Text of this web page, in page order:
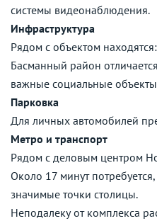
системы видеонаблюдения.
Инфраструктура
Рядом с объектом
Басманный район
важные социальные
Парковка
Для личных автомобилей
Метро и транспорт
Рядом с деловым центром
Около 17 минут
значимые точки столицы.
Неподалеку от комплекса